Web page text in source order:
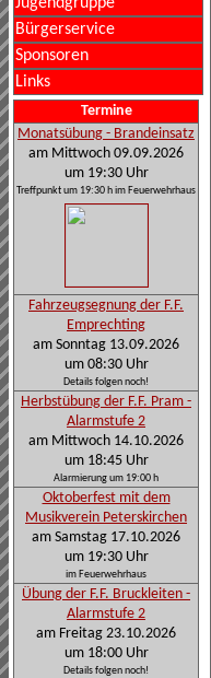
Bürgerservice
Sponsoren
Links
Termine
Monatsübung - Brandeinsatz
am Mittwoch 09.09.2026
um 19:30 Uhr
Treffpunkt um 19:30 h im Feuerwehrhaus
Fahrzeugsegnung der F.F.
Emprechting
am Sonntag 13.09.2026
um 08:30 Uhr
Details folgen noch!
Herbstübung der F.F. Pram -
Alarmstufe 2
am Mittwoch 14.10.2026
um 18:45 Uhr
Alarmierung um 19:00 h
Oktoberfest mit dem
Musikverein Peterskirchen
am Samstag 17.10.2026
um 19:30 Uhr
im Feuerwehrhaus
Übung der F.F. Bruckleiten -
Alarmstufe 2
am Freitag 23.10.2026
um 18:00 Uhr
Details folgen noch!